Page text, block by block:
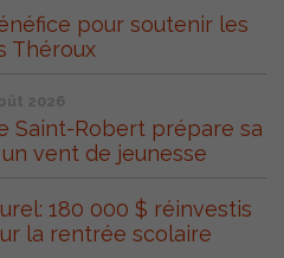
pour soutenir les
Théroux
2026
Saint-Robert prépare sa
vent de jeunesse
180 000 $ réinvestis
la rentrée scolaire